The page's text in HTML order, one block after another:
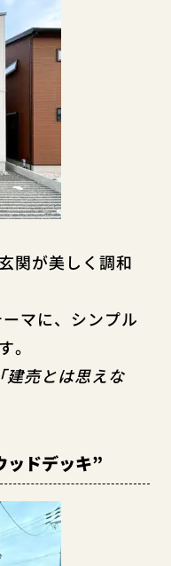
関が美しく調和
マに、シンプル
。
「建売とは思えな
ッドデッキ”